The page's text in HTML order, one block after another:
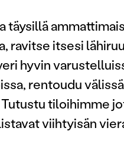
täysillä
ravitse itsesi
hyvin
rentoudu
Tutustu tiloihimme
viihtyisän